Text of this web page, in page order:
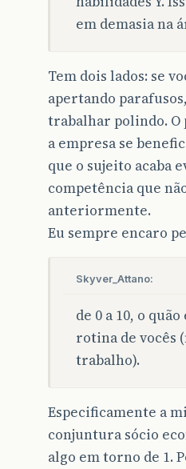
em demasia na
Tem dois lados: se
apertando
trabalhar polindo. O
a empresa se
que o sujeito acaba
competência que
anteriormente.
Eu sempre encaro
Skyver_Attano:
de 0 a 10, o
rotina de vocês
trabalho).
Especificamente a
conjuntura sócio
algo em torno de 1.